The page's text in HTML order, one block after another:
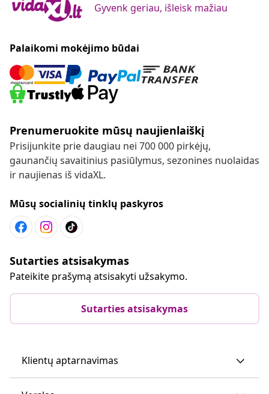
Gyvenk geriau, išleisk mažiau
Palaikomi mokėjimo būdai
Prenumeruokite mūsų naujienlaiškį
Prisijunkite prie daugiau nei 700 000 pirkėjų,
gaunančių savaitinius pasiūlymus, sezonines nuolaidas
ir naujienas iš vidaXL.
Mūsų socialinių tinklų paskyros
Sutarties atsisakymas
Pateikite prašymą atsisakyti užsakymo.
Sutarties atsisakymas
Klientų aptarnavimas